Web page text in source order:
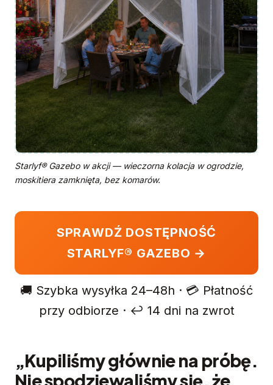
Starlyf® Gazebo w akcji — wieczorna kolacja w ogrodzie,
moskitiera zamknięta, bez komarów.
SPRAWDŹ DOSTĘPNOŚĆ
STARLYF® GAZEBO →
🚚 Szybka wysyłka 24–48h · 💳 Płatność
przy odbiorze · ↩️ 14 dni na zwrot
„Kupiliśmy głównie na próbę.
Nie spodziewaliśmy się, że